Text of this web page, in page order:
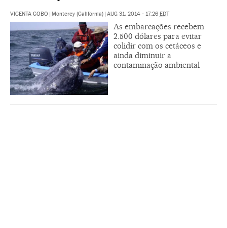
VICENTA COBO | Monterey (Califórnia) | AUG 31, 2014 - 17:26 EDT
As embarcações recebem
2.500 dólares para evitar
colidir com os cetáceos e
ainda diminuir a
contaminação ambiental